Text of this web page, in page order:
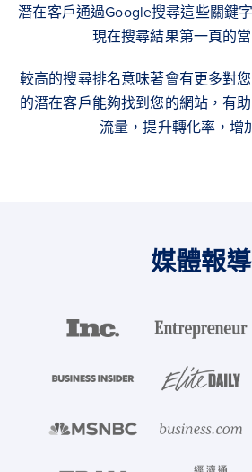
潛在客戶通過Google搜尋這些關鍵
現在搜尋結果第一頁的
較高的搜尋排名意味著會有更多對
的潛在客戶能夠找到您的網站，有
流量，提升轉化率，增
媒體報導